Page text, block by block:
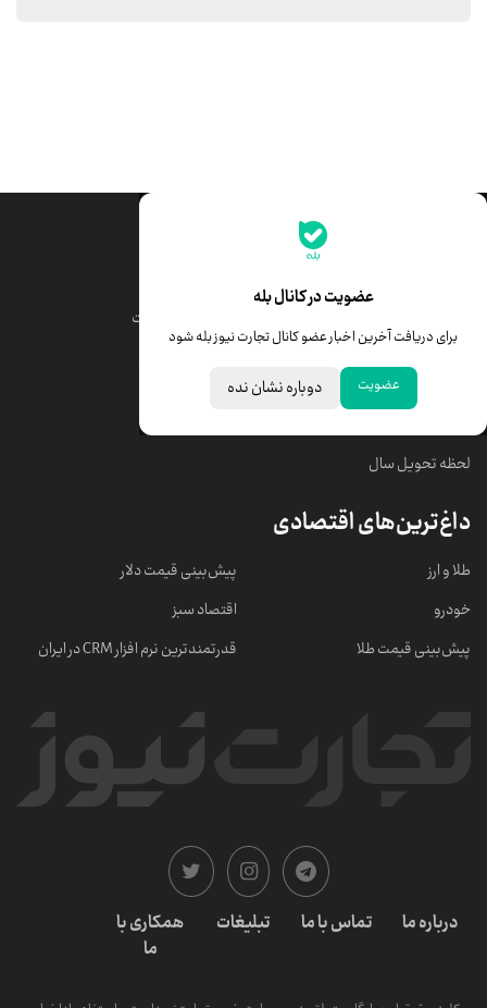
عضویت در کانال بله
برای دریافت آخرین اخبار عضو کانال تجارت نیوز بله شود
عضویت دوباره نشان نده
جدیدترین قیمت‌ها
قیمت درهم امارات
خبرهای مهم
لحظه تحویل سال
داغ‌ترین‌های اقتصادی
طلا و ارز
خودرو
پیش‌بینی قیمت طلا
پیش‌بینی قیمت دلار
اقتصاد سبز
قدرتمندترین نرم‌ افزار CRM در ایران
درباره ما تماس با ما تبلیغات
همکاری با
ما